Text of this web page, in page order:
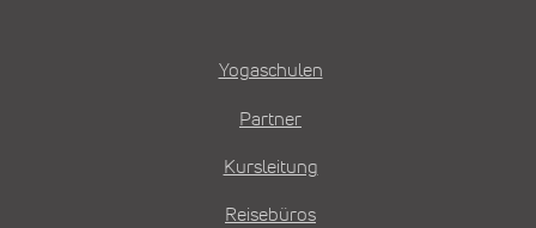
Yogaschulen
Partner
Kursleitung
Reisebüros